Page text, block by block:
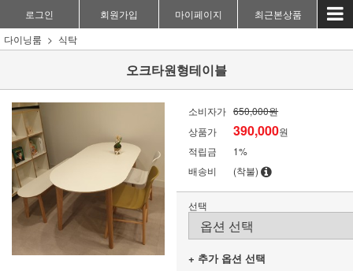
로그인 회원가입 마이페이지
최근본상품
다이닝룸
식탁
오크타원형테이블
소비자가 650,000원
상품가
390,000원
적립금
1%
배송비
(착불)
선택
+ 추가 옵션 선택